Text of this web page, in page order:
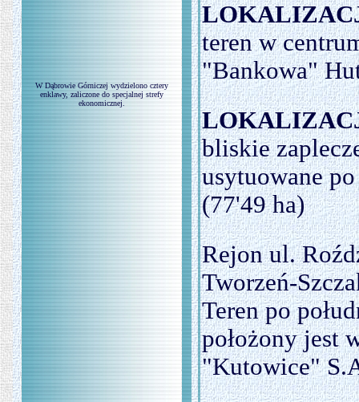
W Dąbrowie Górniczej wydzielono cztery
enklawy, zaliczone do specjalnej strefy
ekonomicznej.
teren w
"Bankowa"
bliskie
usytuowane
(77'49 ha)
Rejon ul.
Tworzeń-
Teren po
położony jest
"Kutowice"